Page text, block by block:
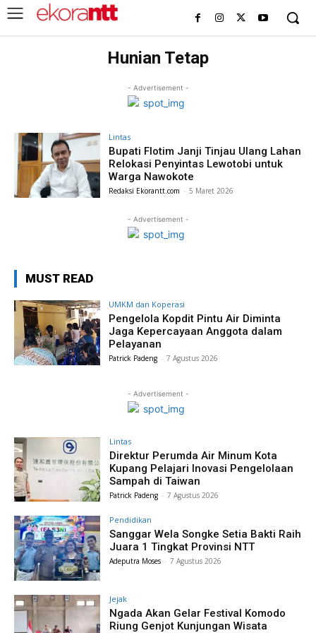
Hunian Tetap
- Advertisement -
Lintas
Bupati Flotim Janji Tinjau Ulang Lahan
Relokasi Penyintas Lewotobi untuk
Warga Nawokote
Redaksi Ekorantt.com - 5 Maret 2026
- Advertisement -
MUST READ
UMKM dan Koperasi
Pengelola Kopdit Pintu Air Diminta
Jaga Kepercayaan Anggota dalam
Pelayanan
Patrick Padeng - 7 Agustus 2026
- Advertisement -
Lintas
Direktur Perumda Air Minum Kota
Kupang Pelajari Inovasi Pengelolaan
Sampah di Taiwan
Patrick Padeng - 7 Agustus 2026
Pendidikan
Sanggar Wela Songke Setia Bakti Raih
Juara 1 Tingkat Provinsi NTT
Adeputra Moses - 7 Agustus 2026
Jejak
Ngada Akan Gelar Festival Komodo
Riung Genjot Kunjungan Wisata